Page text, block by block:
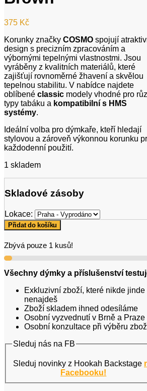
375 Kč
Korunky značky COSMO spojují
design s precizním zpracováním a
výbornými tepelnými vlastnostmi. Jsou
vyráběny z kvalitních materiálů, které
zajišťují rovnoměrné žhavení a skvělou
tepelnou stabilitu. V nabídce najdete
oblíbené classic modely vhodné pro
typy tabáku a kompatibilní s HMS
systémy.
Ideální volba pro dýmkaře, kteří hledají
stylovou a zároveň výkonnou korunku
každodenní použití.
1 skladem
Skladové zásoby
Lokace:
Cosmo
Bowl
Turkish
Groot
Brown
množství
Přidat do košíku
Zbývá pouze 1 kusů!
Všechny dýmky a příslušenství
Exkluzivní zboží, které nikde jinde
nenajdeš
Zboží skladem ihned odesíláme
Osobní vyzvednutí v Brně a Praze
Osobní konzultace při výběru
Sleduj nás na FB
Sleduj novinky z Hookah Backstage
Facebooku!